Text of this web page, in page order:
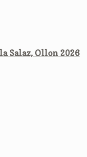
Salaz, Ollon 2026